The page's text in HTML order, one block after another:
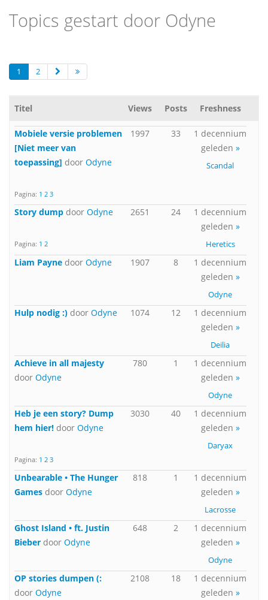
Topics gestart door Odyne
1 2
Titel Views Posts Freshness
Mobiele versie problemen
[Niet meer van
toepassing] door Odyne
Pagina: 1 2 3
1997 33
1 decennium
geleden »
Scandal
Story dump door Odyne
Pagina: 1 2
2651 24
1 decennium
geleden »
Heretics
Liam Payne door Odyne 1907 8
1 decennium
geleden »
Odyne
Hulp nodig :) door Odyne 1074 12
1 decennium
geleden »
Deilia
Achieve in all majesty
door Odyne
780 1
1 decennium
geleden »
Odyne
Heb je een story? Dump
hem hier! door Odyne
Pagina: 1 2 3
3030 40
1 decennium
geleden »
Daryax
Unbearable • The Hunger
Games door Odyne
818 1
1 decennium
geleden »
Lacrosse
Ghost Island • ft. Justin
Bieber door Odyne
648 2
1 decennium
geleden »
Odyne
OP stories dumpen (:
door Odyne
2108 18
1 decennium
geleden »